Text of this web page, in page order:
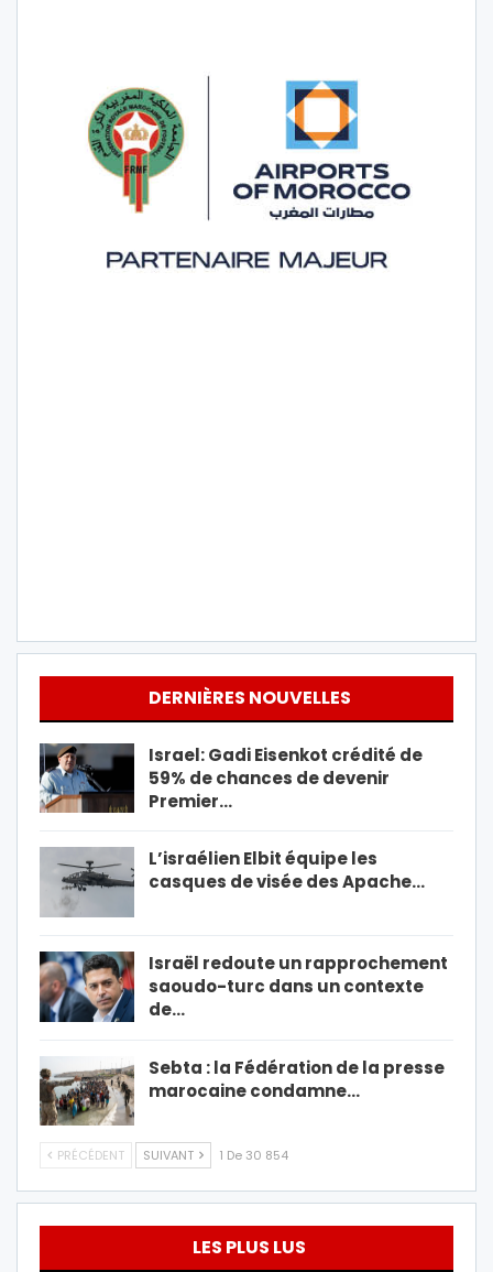
DERNIÈRES NOUVELLES
Israel: Gadi Eisenkot crédité de
59% de chances de devenir
Premier…
L’israélien Elbit équipe les
casques de visée des Apache…
Israël redoute un rapprochement
saoudo-turc dans un contexte
de…
Sebta : la Fédération de la presse
marocaine condamne…
PRÉCÉDENT SUIVANT 1 De 30 854
LES PLUS LUS